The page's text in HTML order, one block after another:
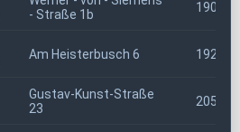
- Straße 1b
19061
Am Heisterbusch 6 19246
Gustav-Kunst-Straße
23
20539